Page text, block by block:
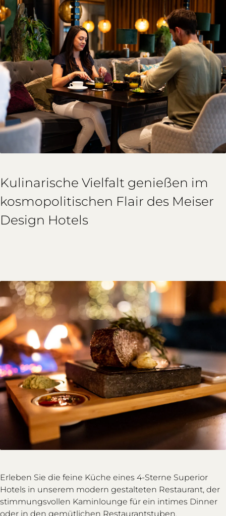
Kulinarische Vielfalt genießen im
kosmopolitischen Flair des Meiser
Design Hotels
Erleben Sie die feine Küche eines 4-Sterne Superior
Hotels in unserem modern gestalteten Restaurant, der
stimmungsvollen Kaminlounge für ein intimes Dinner
oder in den gemütlichen Restaurantstuben.